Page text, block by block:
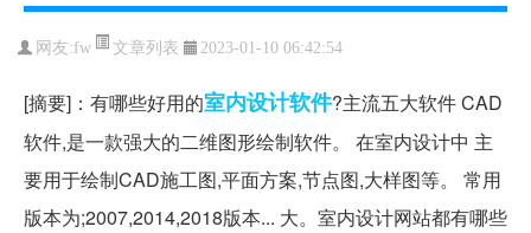
网友:fw 文章列表 2023-01-10 06:42:54
[摘要]：有哪些好用的室内设计软件?主流五大软件 CAD
软件,是一款强大的二维图形绘制软件。 在室内设计中 主
要用于绘制CAD施工图,平面方案,节点图,大样图等。 常用
版本为;2007,2014,2018版本... 大。室内设计网站都有哪些